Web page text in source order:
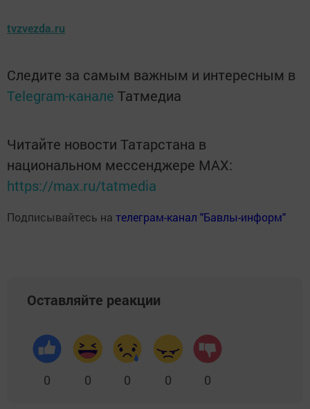
tvzvezda.ru
Следите за самым важным и интересным в
Telegram-канале Татмедиа
Читайте новости Татарстана в
национальном мессенджере MАХ:
https://max.ru/tatmedia
Подписывайтесь на телеграм-канал "Бавлы-информ"
Оставляйте реакции
0 0 0 0 0